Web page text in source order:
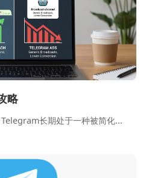
略
长期处于一种被简化...